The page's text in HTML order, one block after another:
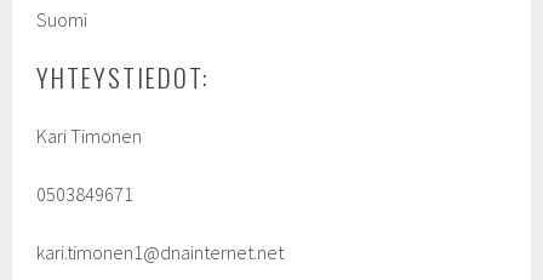
Suomi
YHTEYSTIEDOT:
Kari Timonen
0503849671
kari.timonen1@dnainternet.net